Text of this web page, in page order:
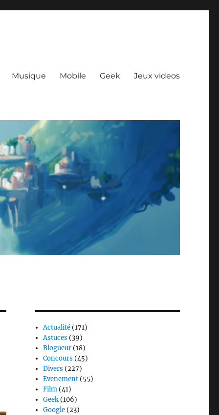
Musique Mobile Geek Jeux videos
Actualité (171)
Astuces (39)
Blogueur (18)
Concours (45)
Divers (227)
Evenement (55)
Film (41)
Geek (106)
Google (23)